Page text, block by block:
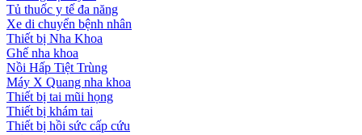
Tủ thuốc y tế đa năng
Xe di chuyển bệnh nhân
Thiết bị Nha Khoa
Ghế nha khoa
Nồi Hấp Tiệt Trùng
Máy X Quang nha khoa
Thiết bị tai mũi họng
Thiết bị khám tai
Thiết bị hồi sức cấp cứu